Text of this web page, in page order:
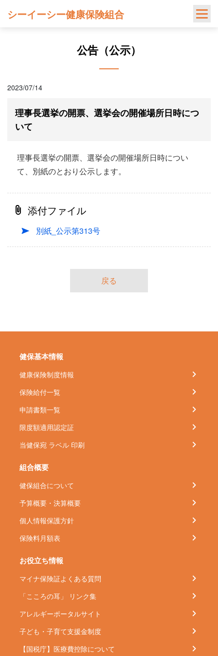
シーイーシー健康保険組合
公告（公示）
2023/07/14
理事長選挙の開票、選挙会の開催場所日時につ
いて
理事長選挙の開票、選挙会の開催場所日時につい
て、別紙のとおり公示します。
添付ファイル
別紙_公示第313号
戻る
健保基本情報
健康保険制度情報
保険給付一覧
申請書類一覧
限度額適用認定証
当健保宛 ラベル 印刷
組合概要
健保組合について
予算概要・決算概要
個人情報保護方針
保険料月額表
お役立ち情報
マイナ保険証よくある質問
「こころの耳」 リンク集
アレルギーポータルサイト
子ども・子育て支援金制度
【国税庁】医療費控除について